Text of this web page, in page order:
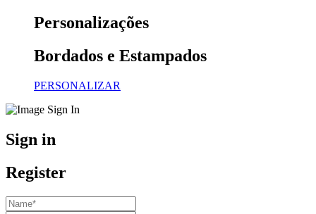
Personalizações
Bordados e Estampados
PERSONALIZAR
Sign in
Register